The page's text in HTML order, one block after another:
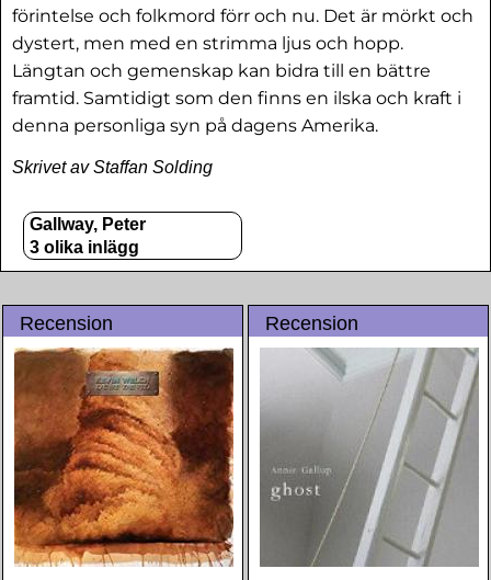
förintelse och folkmord förr och nu. Det är mörkt och
dystert, men med en strimma ljus och hopp.
Längtan och gemenskap kan bidra till en bättre
framtid. Samtidigt som den finns en ilska och kraft i
denna personliga syn på dagens Amerika.
Skrivet av Staffan Solding
Gallway, Peter
3 olika inlägg
Recension Recension